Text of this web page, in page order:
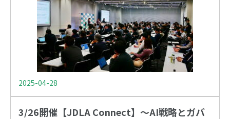
2025-04-28
3/26開催【JDLA Connect】～AI戦略とガバ